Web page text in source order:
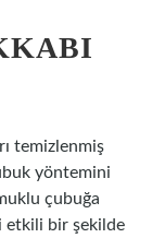
temizlenmiş
yöntemini
çubuğa
etkili bir şekilde